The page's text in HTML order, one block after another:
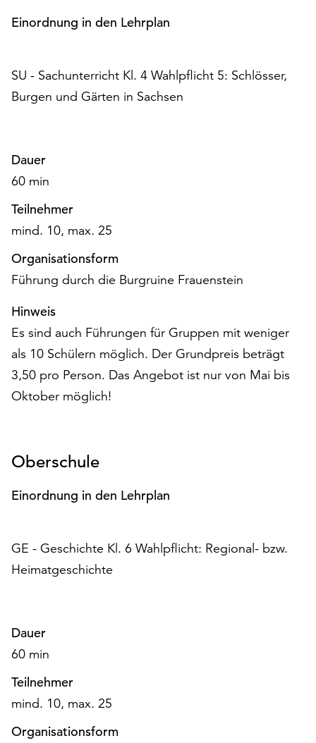
Seite
Einstellungen“
zur
werden
auch
Ihr
Einverständnis
ausgeführt.
Möchten
Sie
die
verwendeten
Cookies
anpassen,
erreichen
Sie
die
„Auswählen“.
Informationen
finden
Sie
oder
dem
Einordnung in den Lehrplan
SU - Sachunterricht Kl. 4 Wahlpflicht 5: Schlösser,
Burgen und Gärten in Sachsen
Dauer
60 min
Teilnehmer
mind. 10, max. 25
Organisationsform
Führung durch die Burgruine Frauenstein
Hinweis
Es sind auch Führungen für Gruppen mit weniger
als 10 Schülern möglich. Der Grundpreis beträgt
3,50 pro Person. Das Angebot ist nur von Mai bis
Oktober möglich!
Oberschule
Einordnung in den Lehrplan
GE - Geschichte Kl. 6 Wahlpflicht: Regional- bzw.
Heimatgeschichte
Dauer
60 min
Teilnehmer
mind. 10, max. 25
Organisationsform